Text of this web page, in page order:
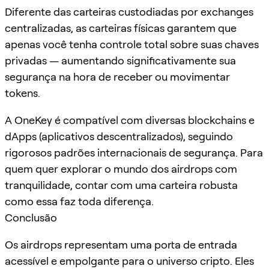
Diferente das carteiras custodiadas por exchanges
centralizadas, as carteiras físicas garantem que
apenas você tenha controle total sobre suas chaves
privadas — aumentando significativamente sua
segurança na hora de receber ou movimentar
tokens.
A OneKey é compatível com diversas blockchains e
dApps (aplicativos descentralizados), seguindo
rigorosos padrões internacionais de segurança. Para
quem quer explorar o mundo dos airdrops com
tranquilidade, contar com uma carteira robusta
como essa faz toda diferença.
Conclusão
Os airdrops representam uma porta de entrada
acessível e empolgante para o universo cripto. Eles